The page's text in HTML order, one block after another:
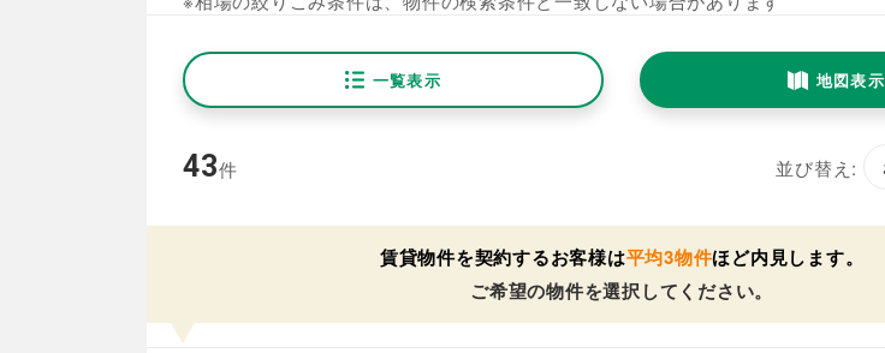
一覧表示 地図表示
43件 並び替え:
賃貸物件を契約するお客様は平均3物件ほど内見します。
ご希望の物件を選択してください。